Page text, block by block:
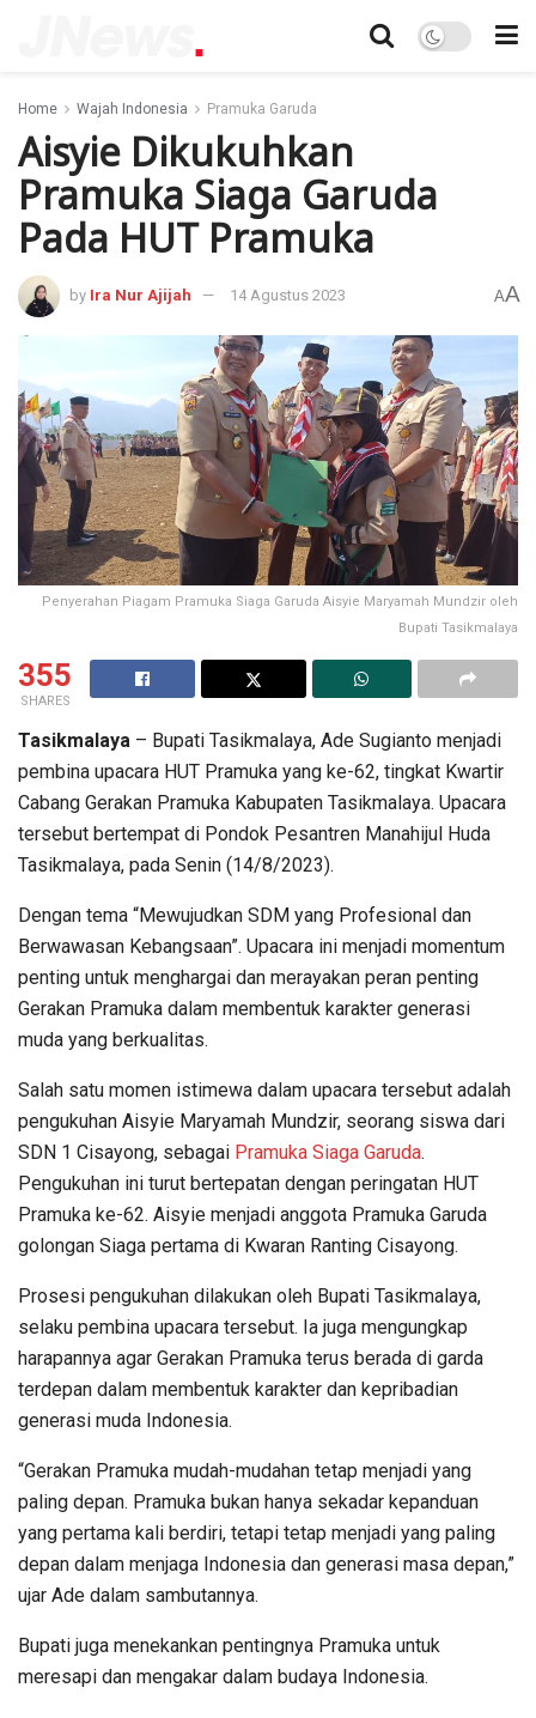
Home Wajah Indonesia Pramuka Garuda
Aisyie Dikukuhkan
Pramuka Siaga Garuda
Pada HUT Pramuka
by Ira Nur Ajijah 14 Agustus 2023 AA
Penyerahan Piagam Pramuka Siaga Garuda Aisyie Maryamah Mundzir oleh
Bupati Tasikmalaya
355
SHARES
Tasikmalaya – Bupati Tasikmalaya, Ade Sugianto menjadi
pembina upacara HUT Pramuka yang ke-62, tingkat Kwartir
Cabang Gerakan Pramuka Kabupaten Tasikmalaya. Upacara
tersebut bertempat di Pondok Pesantren Manahijul Huda
Tasikmalaya, pada Senin (14/8/2023).
Dengan tema “Mewujudkan SDM yang Profesional dan
Berwawasan Kebangsaan”. Upacara ini menjadi momentum
penting untuk menghargai dan merayakan peran penting
Gerakan Pramuka dalam membentuk karakter generasi
muda yang berkualitas.
Salah satu momen istimewa dalam upacara tersebut adalah
pengukuhan Aisyie Maryamah Mundzir, seorang siswa dari
SDN 1 Cisayong, sebagai Pramuka Siaga Garuda.
Pengukuhan ini turut bertepatan dengan peringatan HUT
Pramuka ke-62. Aisyie menjadi anggota Pramuka Garuda
golongan Siaga pertama di Kwaran Ranting Cisayong.
Prosesi pengukuhan dilakukan oleh Bupati Tasikmalaya,
selaku pembina upacara tersebut. Ia juga mengungkap
harapannya agar Gerakan Pramuka terus berada di garda
terdepan dalam membentuk karakter dan kepribadian
generasi muda Indonesia.
“Gerakan Pramuka mudah-mudahan tetap menjadi yang
paling depan. Pramuka bukan hanya sekadar kepanduan
yang pertama kali berdiri, tetapi tetap menjadi yang paling
depan dalam menjaga Indonesia dan generasi masa depan,”
ujar Ade dalam sambutannya.
Bupati juga menekankan pentingnya Pramuka untuk
meresapi dan mengakar dalam budaya Indonesia.